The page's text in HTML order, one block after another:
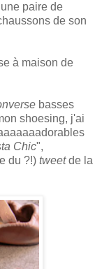
paire de
de son
à maison de
basses
shoesing, j'ai
Chic",
du ?!) tweetde la